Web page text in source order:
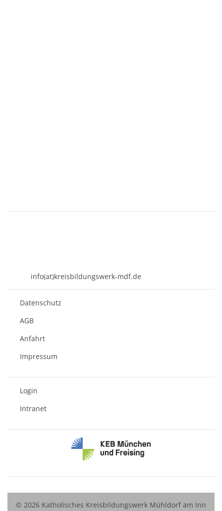
info(at)kreisbildungswerk-mdf.de
Datenschutz
AGB
Anfahrt
Impressum
Login
Intranet
© 2026 Katholisches Kreisbildungswerk Mühldorf am Inn